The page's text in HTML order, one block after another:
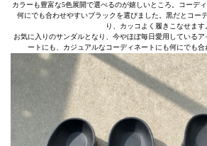
カラーも豊富な5色展開で選べるのが嬉しいところ。コーデ
何にでも合わせやすいブラックを選びました。黒だとコー
り、カッコよく履きこなせます
お気に入りのサンダルとなり、今やほぼ毎日愛用している
ートにも、カジュアルなコーディネートにも何にでも合